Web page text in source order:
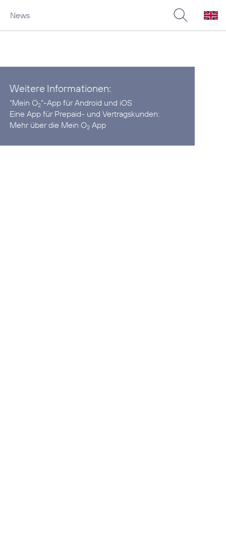
News
Weitere Informationen:
"Mein O2"-App fürAndroid und iOS
Eine App für Prepaid- und Vertragskunden:
Mehr über die Mein O2 App